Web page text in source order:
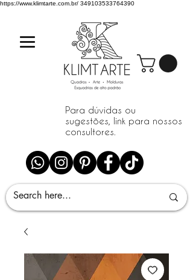
https://www.klimtarte.com.br/ 349103533764390
Para dúvidas ou
sugestões, link para nossos
consultores.